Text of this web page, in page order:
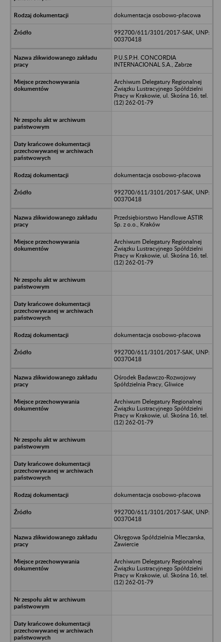
dokumentacja osobowo-płacowa
992700/611/3101/2017-SAK, UNP:
00370418
P.U.S.P.H. CONCORDIA
INTERNACIONAL S.A., Zabrze
Archiwum Delegatury Regionalnej
Związku Lustracyjnego Spółdzielni
Pracy w Krakowie, ul. Skośna 16, tel.
(12) 262-01-79
dokumentacja osobowo-płacowa
992700/611/3101/2017-SAK, UNP:
00370418
Przedsiębiorstwo Handlowe ASTIR
Sp. z o.o., Kraków
Archiwum Delegatury Regionalnej
Związku Lustracyjnego Spółdzielni
Pracy w Krakowie, ul. Skośna 16, tel.
(12) 262-01-79
dokumentacja osobowo-płacowa
992700/611/3101/2017-SAK, UNP:
00370418
Ośrodek Badawczo-Rozwojowy
Spółdzielnia Pracy, Gliwice
Archiwum Delegatury Regionalnej
Związku Lustracyjnego Spółdzielni
Pracy w Krakowie, ul. Skośna 16, tel.
(12) 262-01-79
dokumentacja osobowo-płacowa
992700/611/3101/2017-SAK, UNP:
00370418
Okręgowa Spółdzielnia Mleczarska,
Zawiercie
Archiwum Delegatury Regionalnej
Związku Lustracyjnego Spółdzielni
Pracy w Krakowie, ul. Skośna 16, tel.
(12) 262-01-79